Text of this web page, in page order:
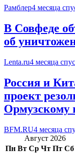
Рамблер4 месяца
В Совфеде
об
Lenta.ru4 месяца
Россия и
проект
Ормузскому
BFM.RU4 месяца
Август 2026
Пн Вт Ср Чт Пт Сб